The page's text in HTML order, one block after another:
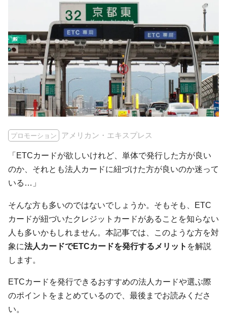
プロモーション アメリカン・エキスプレス
「ETCカードが欲しいけれど、単体で発行した方が良い
のか、それとも法人カードに紐づけた方が良いのか迷って
いる…」
そんな方も多いのではないでしょうか。そもそも、ETC
カードが紐づいたクレジットカードがあることを知らない
人も多いかもしれません。本記事では、このような方を対
象に法人カードでETCカードを発行するメリット を解説
します。
ETCカードを発行できるおすすめの法人カードや選ぶ際
のポイントをまとめているので、最後までお読みくださ
い。